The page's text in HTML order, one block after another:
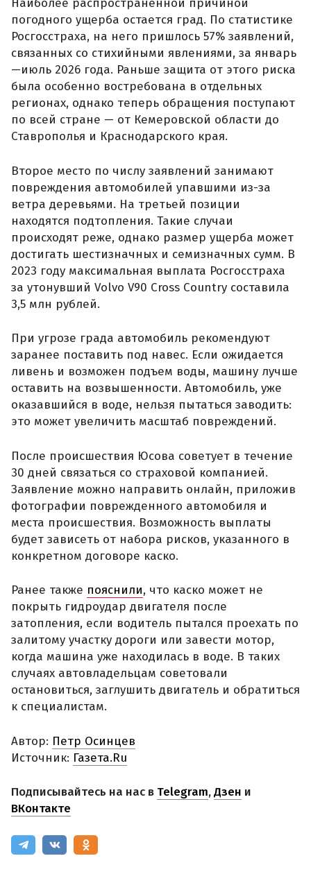
Наиболее распространенной причиной
погодного ущерба остается град. По статистике
Росгосстраха, на него пришлось 57% заявлений,
связанных со стихийными явлениями, за январь
—июль 2026 года. Раньше защита от этого риска
была особенно востребована в отдельных
регионах, однако теперь обращения поступают
по всей стране — от Кемеровской области до
Ставрополья и Краснодарского края.
Второе место по числу заявлений занимают
повреждения автомобилей упавшими из-за
ветра деревьями. На третьей позиции
находятся подтопления. Такие случаи
происходят реже, однако размер ущерба может
достигать шестизначных и семизначных сумм. В
2023 году максимальная выплата Росгосстраха
за утонувший Volvo V90 Cross Country составила
3,5 млн рублей.
При угрозе града автомобиль рекомендуют
заранее поставить под навес. Если ожидается
ливень и возможен подъем воды, машину лучше
оставить на возвышенности. Автомобиль, уже
оказавшийся в воде, нельзя пытаться заводить:
это может увеличить масштаб повреждений.
После происшествия Юсова советует в течение
30 дней связаться со страховой компанией.
Заявление можно направить онлайн, приложив
фотографии поврежденного автомобиля и
места происшествия. Возможность выплаты
будет зависеть от набора рисков, указанного в
конкретном договоре каско.
Ранее также пояснили, что каско может не
покрыть гидроудар двигателя после
затопления, если водитель пытался проехать по
залитому участку дороги или завести мотор,
когда машина уже находилась в воде. В таких
случаях автовладельцам советовали
остановиться, заглушить двигатель и обратиться
к специалистам.
Автор: Петр Осинцев
Источник: Газета.Ru
Подписывайтесь на нас в Telegram,Дзен и
ВКонтакте